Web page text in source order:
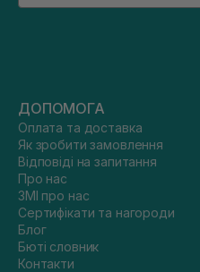
ДОПОМОГА
Оплата та доставка
Як зробити замовлення
Відповіді на запитання
Про нас
ЗМІ про нас
Сертифікати та нагороди
Блог
Бюті словник
Контакти